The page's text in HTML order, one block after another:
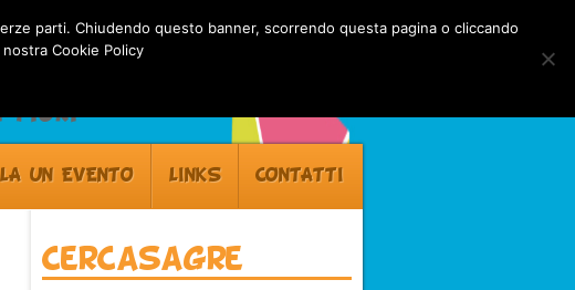
Fiori
UN EVENTO LINKS CONTATTI
Cercasagre
parti. Chiudendo questo banner, scorrendo questa pagina o cliccando
Cookie Policy